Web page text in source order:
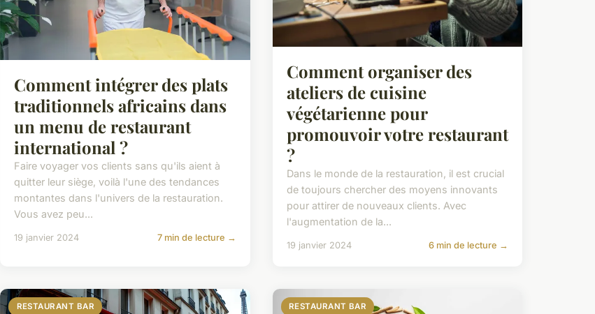
Comment intégrer des plats
traditionnels africains dans
un menu de restaurant
international ?
Faire voyager vos clients sans qu'ils aient à
quitter leur siège, voilà l'une des tendances
montantes dans l'univers de la restauration.
Vous avez peu...
19 janvier 2024 7 min de lecture →
Comment organiser des
ateliers de cuisine
végétarienne pour
promouvoir votre restaurant
?
Dans le monde de la restauration, il est crucial
de toujours chercher des moyens innovants
pour attirer de nouveaux clients. Avec
l'augmentation de la...
19 janvier 2024 6 min de lecture →
RESTAURANT BAR RESTAURANT BAR